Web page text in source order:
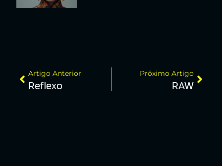
Artigo Anterior
Reflexo
Próximo Artigo
RAW